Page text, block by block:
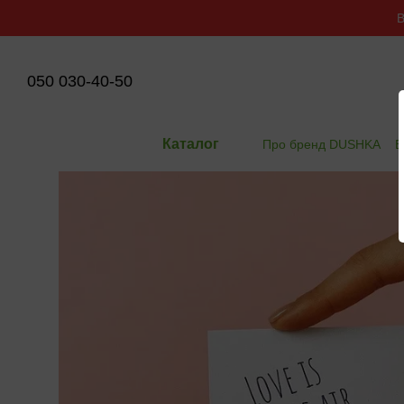
050 030-40-50
Каталог Про бренд DUSHKA